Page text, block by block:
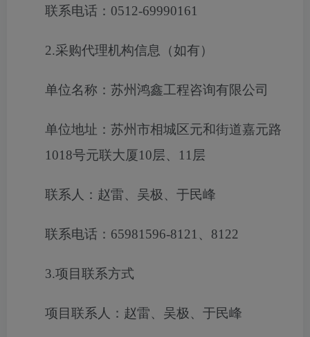
联系电话：0512-69990161
2.采购代理机构信息（如有）
单位名称：苏州鸿鑫工程咨询有限公司
单位地址：苏州市相城区元和街道嘉元路
1018号元联大厦10层、11层
联系人：赵雷、吴极、于民峰
联系电话：65981596-8121、8122
3.项目联系方式
项目联系人：赵雷、吴极、于民峰